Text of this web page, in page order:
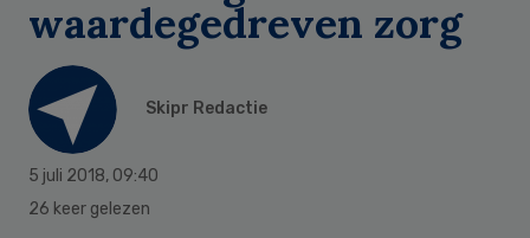
waardegedreven zorg
Skipr Redactie
5 juli 2018, 09:40
26 keer gelezen